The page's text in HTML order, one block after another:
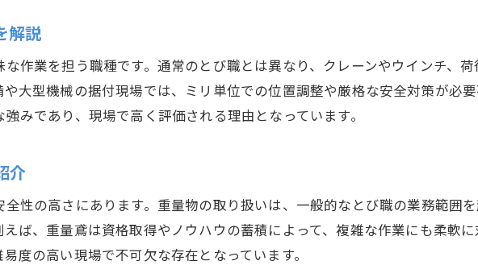
とび職人として活きる重量鳶の強みを解説
重量鳶の仕事環境と経営資源の活用法を知る
とび仕事で求められる重量鳶の資源管理術
重量鳶の現場経験が生かせるキャリア形成のコツ
職の中でも際立つ重量鳶の役割を解説
重量鳶と鳶職の違いを現場目線で分かりやすく
重量鳶がとび仕事で果たす専門的な役割とは
解説
作業を担う職種です。通常のとび職とは異なり、クレーンやウインチ、
大型機械の据付現場では、ミリ単位での位置調整や厳格な安全対策が必
みであり、現場で高く評価される理由となっています。
介
性の高さにあります。重量物の取り扱いは、一般的なとび職の業務範囲
ば、重量鳶は資格取得やノウハウの蓄積によって、複雑な作業にも柔軟
度の高い現場で不可欠な存在となっています。